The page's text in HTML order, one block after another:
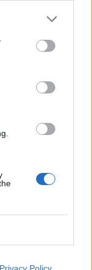
για τη μητέρα